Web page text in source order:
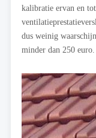
kalibratie ervan en
dus weinig
minder dan 250